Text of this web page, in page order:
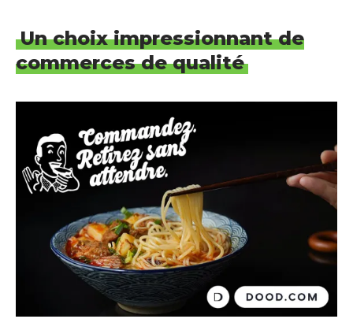
Un choix impressionnant de
commerces de qualité